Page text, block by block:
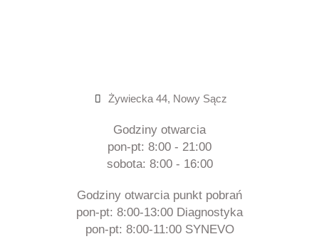
Żywiecka 44, Nowy Sącz
Godziny otwarcia
pon-pt: 8:00 - 21:00
sobota: 8:00 - 16:00
Godziny otwarcia punkt pobrań
pon-pt: 8:00-13:00 Diagnostyka
pon-pt: 8:00-11:00 SYNEVO